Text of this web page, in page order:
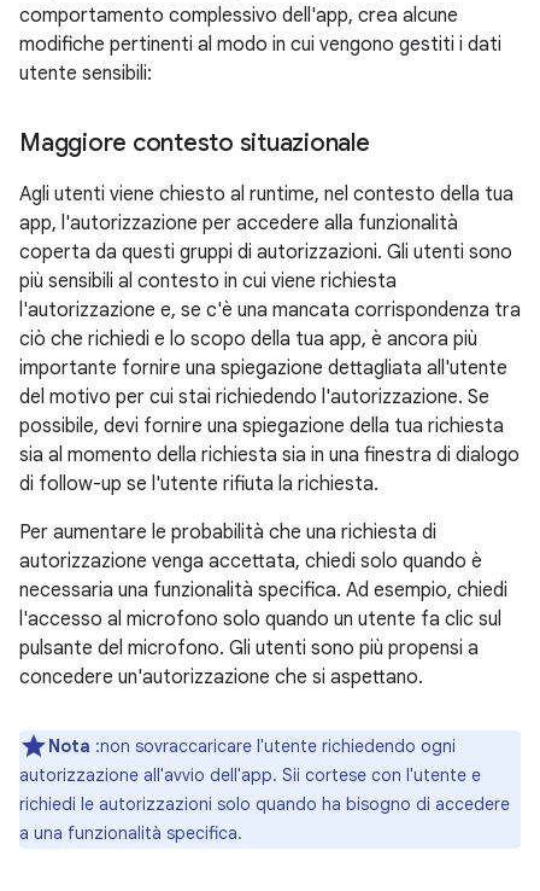
comportamento complessivo dell'app, crea alcune
modifiche pertinenti al modo in cui vengono gestiti i dati
utente sensibili:
Maggiore contesto situazionale
Agli utenti viene chiesto al runtime, nel contesto della tua
app, l'autorizzazione per accedere alla funzionalità
coperta da questi gruppi di autorizzazioni. Gli utenti sono
più sensibili al contesto in cui viene richiesta
l'autorizzazione e, se c'è una mancata corrispondenza tra
ciò che richiedi e lo scopo della tua app, è ancora più
importante fornire una spiegazione dettagliata all'utente
del motivo per cui stai richiedendo l'autorizzazione. Se
possibile, devi fornire una spiegazione della tua richiesta
sia al momento della richiesta sia in una finestra di dialogo
di follow-up se l'utente rifiuta la richiesta.
Per aumentare le probabilità che una richiesta di
autorizzazione venga accettata, chiedi solo quando è
necessaria una funzionalità specifica. Ad esempio, chiedi
l'accesso al microfono solo quando un utente fa clic sul
pulsante del microfono. Gli utenti sono più propensi a
concedere un'autorizzazione che si aspettano.
Nota :non sovraccaricare l'utente richiedendo ogni
autorizzazione all'avvio dell'app. Sii cortese con l'utente e
richiedi le autorizzazioni solo quando ha bisogno di accedere
a una funzionalità specifica.